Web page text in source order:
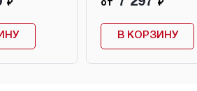
₽ от ₽
В КОРЗИНУ